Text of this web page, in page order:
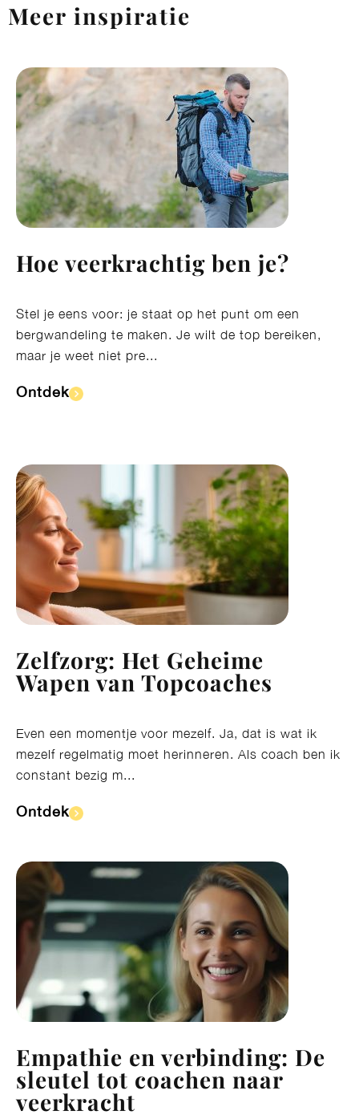
Meer inspiratie
Hoe veerkrachtig ben je?
Stel je eens voor: je staat op het punt om een
bergwandeling te maken. Je wilt de top bereiken,
maar je weet niet pre...
Ontdek​
Zelfzorg: Het Geheime
Wapen van Topcoaches
Even een momentje voor mezelf. Ja, dat is wat ik
mezelf regelmatig moet herinneren. Als coach ben ik
constant bezig m...
Ontdek​
Empathie en verbinding: De
sleutel tot coachen naar
veerkracht